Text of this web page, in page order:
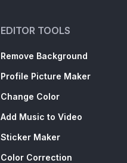
EDITOR TOOLS
Remove Background
Profile Picture Maker
Change Color
Add Music to Video
Sticker Maker
Color Correction